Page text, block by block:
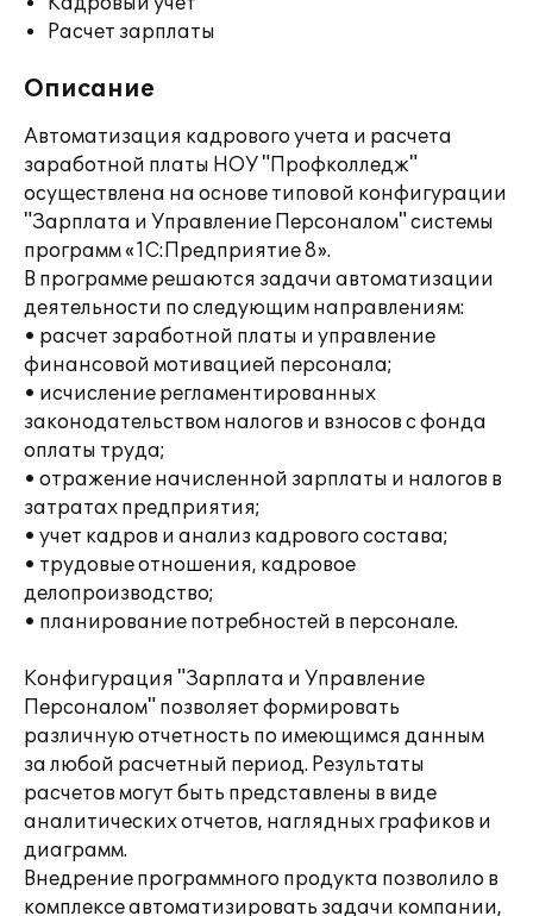
Расчет зарплаты
Описание
Автоматизация кадрового учета и расчета
заработной платы НОУ "Профколледж"
осуществлена на основе типовой конфигурации
"Зарплата и Управление Персоналом" системы
программ «1С:Предприятие 8».
В программе решаются задачи автоматизации
деятельности по следующим направлениям:
• расчет заработной платы и управление
финансовой мотивацией персонала;
• исчисление регламентированных
законодательством налогов и взносов с фонда
оплаты труда;
• отражение начисленной зарплаты и налогов в
затратах предприятия;
• учет кадров и анализ кадрового состава;
• трудовые отношения, кадровое
делопроизводство;
• планирование потребностей в персонале.
Конфигурация "Зарплата и Управление
Персоналом" позволяет формировать
различную отчетность по имеющимся данным
за любой расчетный период. Результаты
расчетов могут быть представлены в виде
аналитических отчетов, наглядных графиков и
диаграмм.
Внедрение программного продукта позволило в
комплексе автоматизировать задачи компании,